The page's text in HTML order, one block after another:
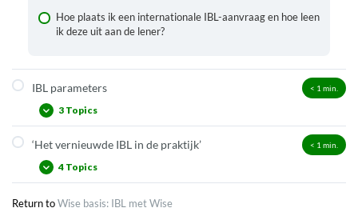
Hoe plaats ik een internationale IBL-aanvraag en hoe leen
ik deze uit aan de lener?
IBL parameters < 1 min.
3 Topics
Gebruiker
Collectie
Prijs
‘Het vernieuwde IBL in de praktijk’ < 1 min.
4 Topics
Juni 2022
Return toWise basis: IBL met Wise